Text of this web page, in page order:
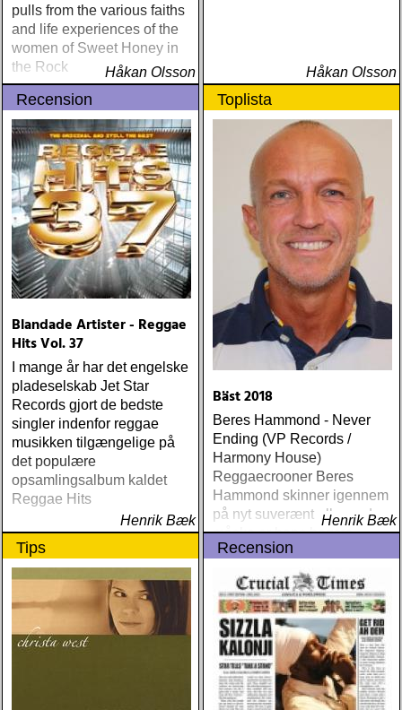
pulls from the various faiths
and life experiences of the
women of Sweet Honey in
the Rock
Håkan Olsson Håkan Olsson
Recension
Blandade Artister - Reggae
Hits Vol. 37
I mange år har det engelske
pladeselskab Jet Star
Records gjort de bedste
singler indenfor reggae
musikken tilgængelige på
det populære
opsamlingsalbum kaldet
Reggae Hits
Henrik Bæk
Toplista
Bäst 2018
Beres Hammond - Never
Ending (VP Records /
Harmony House)
Reggaecrooner Beres
Hammond skinner igennem
på nyt suverænt album, der
måske er hans bedste
gennem tiderne
Henrik Bæk
Tips Recension